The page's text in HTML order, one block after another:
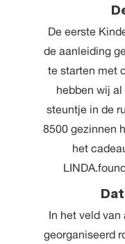
De eerste
de aanleiding
te starten met
hebben wij
steuntje in de
8500 gezinnen
het
In het veld
georganiseerd